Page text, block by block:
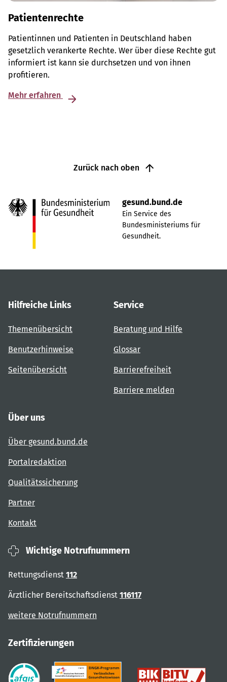
Patientenrechte
Patientinnen und Patienten in Deutschland haben
gesetzlich verankerte Rechte. Wer über diese Rechte gut
informiert ist kann sie durchsetzen und von ihnen
profitieren.
Mehr erfahren
Zurück nach oben
gesund.bund.de
Ein Service des
Bundesministeriums für
Gesundheit.
Hilfreiche Links
Themenübersicht
Benutzerhinweise
Seitenübersicht
Service
Beratung und Hilfe
Glossar
Barrierefreiheit
Barriere melden
Über uns
Über gesund.bund.de
Portalredaktion
Qualitätssicherung
Partner
Kontakt
Wichtige Notrufnummern
Rettungsdienst 112
Ärztlicher Bereitschaftsdienst 116117
weitere Notrufnummern
Zertifizierungen